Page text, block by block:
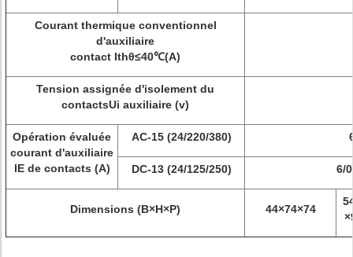
Courant thermique conventionnel
d'auxiliaire
contact Ithθ≤40℃(A)
Tension assignée d'isolement du
contactsUi auxiliaire (v)
Opération évaluée
courant d'auxiliaire
IE de contacts (A)
AC-15 (24/220/380)
DC-13 (24/125/250) 6/
Dimensions (B×H×P) 44×74×74